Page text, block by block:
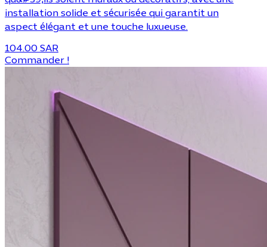
installation solide et sécurisée qui garantit un
aspect élégant et une touche luxueuse.
104.00 SAR
Commander !